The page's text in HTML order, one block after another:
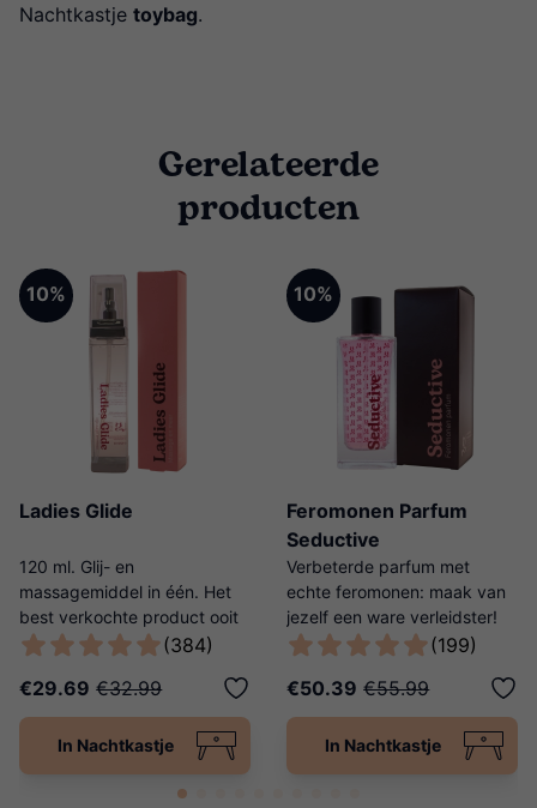
Nachtkastje toybag.
Gerelateerde
producten
10%
Ladies Glide
120 ml. Glij- en
massagemiddel in één. Het
best verkochte product ooit
van Ladies Night! (384)
€29.69 €32.99
In Nachtkastje
10%
Feromonen Parfum
Seductive
Verbeterde parfum met
echte feromonen: maak van
jezelf een ware verleidster!
(199)
€50.39 €55.99
In Nachtkastje